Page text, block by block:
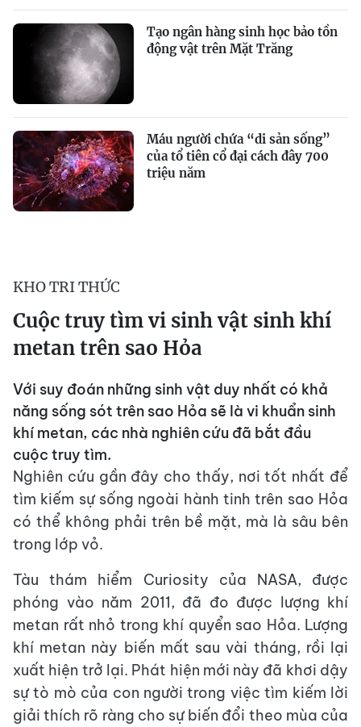
Tạo ngân hàng sinh học bảo tồn
động vật trên Mặt Trăng
Máu người chứa “di sản sống”
của tổ tiên cổ đại cách đây 700
triệu năm
KHO TRI THỨC
Cuộc truy tìm vi sinh vật sinh khí
metan trên sao Hỏa
Với suy đoán những sinh vật duy nhất có khả
năng sống sót trên sao Hỏa sẽ là vi khuẩn sinh
khí metan, các nhà nghiên cứu đã bắt đầu
cuộc truy tìm.
Nghiên cứu gần đây cho thấy, nơi tốt nhất để
tìm kiếm sự sống ngoài hành tinh trên sao Hỏa
có thể không phải trên bề mặt, mà là sâu bên
trong lớp vỏ.
Tàu thám hiểm Curiosity của NASA, được
phóng vào năm 2011, đã đo được lượng khí
metan rất nhỏ trong khí quyển sao Hỏa. Lượng
khí metan này biến mất sau vài tháng, rồi lại
xuất hiện trở lại. Phát hiện mới này đã khơi dậy
sự tò mò của con người trong việc tìm kiếm lời
giải thích rõ ràng cho sự biến đổi theo mùa của